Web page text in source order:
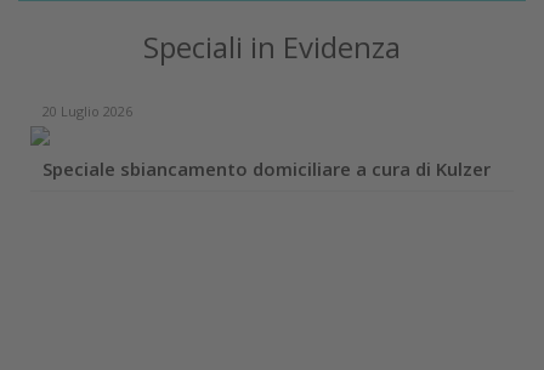
Speciali in Evidenza
20 Luglio 2026
Speciale sbiancamento domiciliare a cura di Kulzer